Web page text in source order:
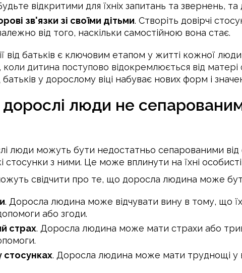
відкритими для їхніх запитань та звернень,
зв'язки зі своїми дітьми. Створіть довірчі
від того, наскільки самостійною вона стає.
від батьків є ключовим етапом у житті кожної
дитина поступово відокремлюється від матері
у дорослому віці набуває нових форм і
люди не
люди можуть бути недостатньо сепарованими від
стосунки з ними. Це може вплинути на їхні
свідчити про те, що доросла людина може
. Доросла людина може відчувати вину в тому, що
або згоди.
страх. Доросла людина може мати страхи або
стосунках. Доросла людина може мати труднощі у